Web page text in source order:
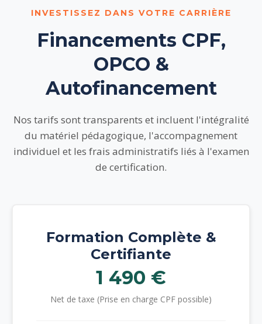
INVESTISSEZ DANS VOTRE CARRIÈRE
Financements CPF,
OPCO &
Autofinancement
Nos tarifs sont transparents et incluent l'intégralité
du matériel pédagogique, l'accompagnement
individuel et les frais administratifs liés à l'examen
de certification.
Formation Complète &
Certifiante
1 490 €
Net de taxe (Prise en charge CPF possible)